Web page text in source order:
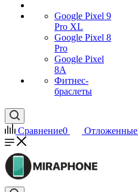
Google Pixel 9
Pro XL
Google Pixel 8
Pro
Google Pixel
8A
Фитнес-
браслеты
Сравнение0 Отложенные